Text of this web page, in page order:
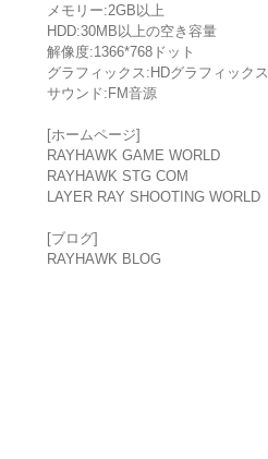
メモリー:2GB以上
HDD:30MB以上の空き容量
解像度:1366*768ドット
グラフィックス:HDグラフィックス
サウンド:FM音源
[ホームページ]
RAYHAWK GAME WORLD
RAYHAWK STG COM
LAYER RAY SHOOTING WORLD
[ブログ]
RAYHAWK BLOG